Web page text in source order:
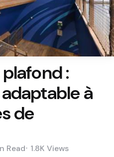
:
à
de
Read 1.8K Views